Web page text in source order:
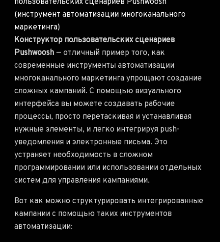
пользовательских сценариев Pushwoosh
(инструмент автоматизации многоканального
маркетинга)
Конструктор пользовательских сценариев
Pushwoosh — отличный пример того, как
современные инструменты автоматизации
многоканального маркетинга упрощают создание
сложных кампаний. С помощью визуального
интерфейса вы можете создавать рабочие
процессы, просто перетаскивая и устанавливая
нужные элементы, и легко интегрируя push-
уведомления и электронные письма. Это
устраняет необходимость в сложном
программировании или использовании отдельных
систем для управления кампаниями.
Вот как можно структурировать интегрированные
кампании с помощью таких инструментов
автоматизации: